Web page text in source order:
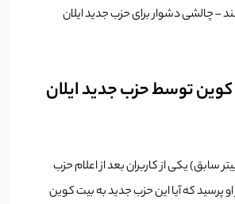
– چالشی دشوار برای حزب جدید ایلان
توسط حزب جدید ایلان
سابق) یکی از کاربران بعد از اعلام حزب
پرسید که آیا این حزب جدید به بیت کوین